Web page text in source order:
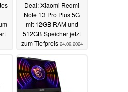
Deal: Xiaomi Redmi
Note 13 Pro Plus 5G
mit 12GB RAM und
512GB Speicher jetzt
zum Tiefpreis 24.09.2024